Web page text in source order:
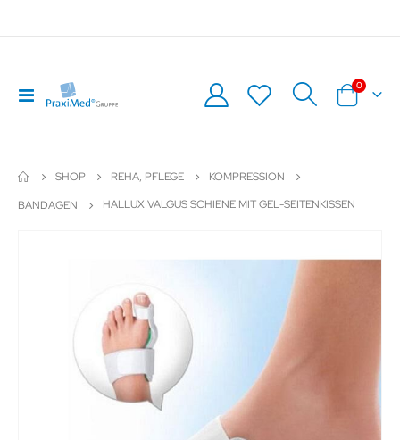
Navigation
umschalten
Warenkorb
0Artikel
SHOP REHA, PFLEGE
KOMPRESSION
BANDAGEN
HALLUX VALGUS SCHIENE MIT GEL-SEITENKISSEN